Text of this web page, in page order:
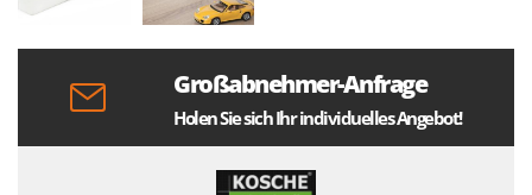
Großabnehmer-Anfrage
Holen Sie sich Ihr individuelles Angebot!